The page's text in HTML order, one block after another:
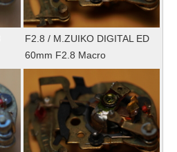
F2.8 / M.ZUIKO DIGITAL ED
60mm F2.8 Macro